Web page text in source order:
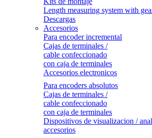
Length measuring system with
Descargas
Accesorios
Para encoder incremental
Cajas de terminales /
cable confeccionado
con caja de terminales
Accesorios electronicos
Para encoders absolutos
Cajas de terminales /
cable confeccionado
con caja de terminales
Dispositivos de visualizacion /
accesorios